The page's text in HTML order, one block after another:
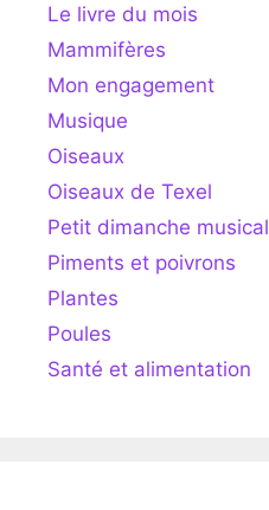
Le livre du mois
Mammifères
Mon engagement
Musique
Oiseaux
Oiseaux de Texel
Petit dimanche musical
Piments et poivrons
Plantes
Poules
Santé et alimentation